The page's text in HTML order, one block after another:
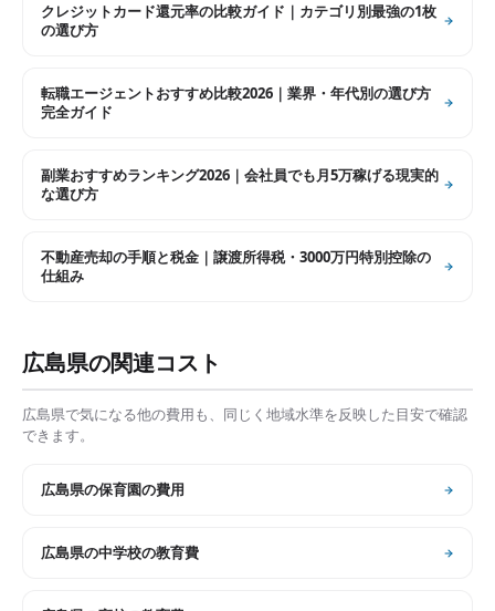
クレジットカード還元率の比較ガイド｜カテゴリ別最強の1枚
の選び方
転職エージェントおすすめ比較2026｜業界・年代別の選び方
完全ガイド
副業おすすめランキング2026｜会社員でも月5万稼げる現実的
な選び方
不動産売却の手順と税金｜譲渡所得税・3000万円特別控除の
仕組み
広島県の関連コスト
広島県で気になる他の費用も、同じく地域水準を反映した目安で確認
できます。
広島県の保育園の費用
広島県の中学校の教育費